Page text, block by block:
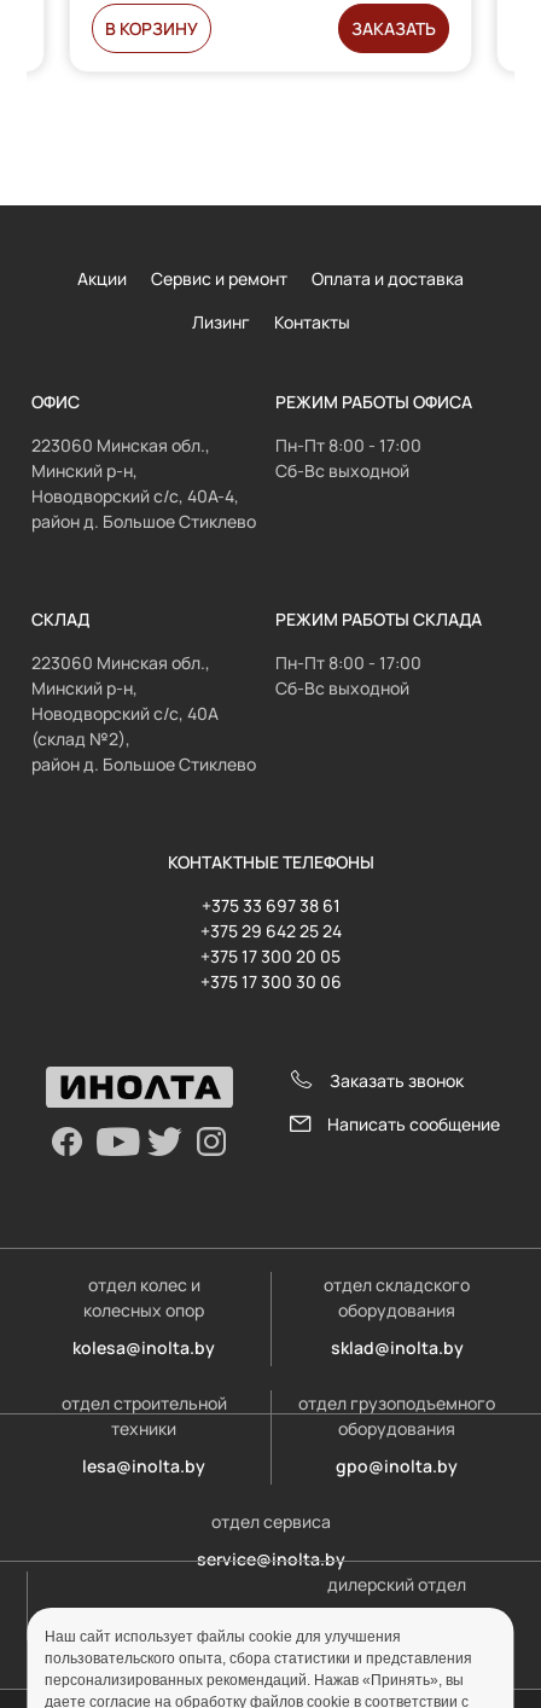
В КОРЗИНУ ЗАКАЗАТЬ
Акции Сервис и ремонт
Оплата и доставка
Лизинг
Контакты
ОФИС
223060 Минская обл.,
Минский р-н,
Новодворский с/с, 40А-4,
район д. Большое Стиклево
РЕЖИМ РАБОТЫ ОФИСА
Пн-Пт 8:00 - 17:00
Сб-Вс выходной
СКЛАД
223060 Минская обл.,
Минский р-н,
Новодворский с/с, 40А
(склад №2),
район д. Большое Стиклево
РЕЖИМ РАБОТЫ СКЛАДА
Пн-Пт 8:00 - 17:00
Сб-Вс выходной
КОНТАКТНЫЕ ТЕЛЕФОНЫ
+375 33 697 38 61
+375 29 642 25 24
+375 17 300 20 05
+375 17 300 30 06
Заказать звонок
Написать сообщение
отдел колес и
колесных опор
kolesa@inolta.by
отдел складского
оборудования
sklad@inolta.by
отдел строительной
техники
lesa@inolta.by
отдел грузоподъемного
оборудования
gpo@inolta.by
отдел сервиса
service@inolta.by
дилерский отдел
Наш сайт использует файлы cookie для улучшения
пользовательского опыта, сбора статистики и представления
персонализированных рекомендаций. Нажав «Принять», вы
даете согласие на обработку файлов cookie в соответствии с